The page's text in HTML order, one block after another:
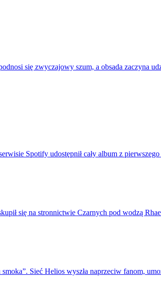
się zwyczajowy szum, a obsada zaczyna
Spotify udostępnił cały album z
się na stronnictwie Czarnych pod wodzą
Sieć Helios wyszła naprzeciw fanom,